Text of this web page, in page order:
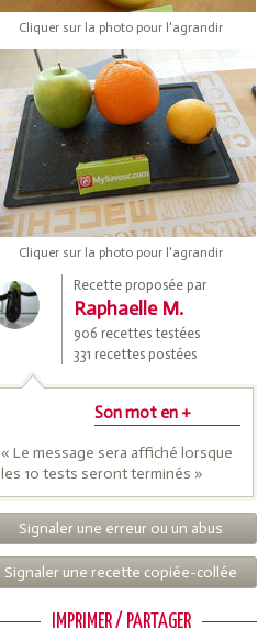
Cliquer sur la photo pour l'agrandir
Cliquer sur la photo pour l'agrandir
Recette proposée par
Raphaelle M.
906 recettes testées
331 recettes postées
Son mot en +
« Le message sera affiché lorsque
les 10 tests seront terminés »
Signaler une erreur ou un abus
Signaler une recette copiée-collée
IMPRIMER / PARTAGER